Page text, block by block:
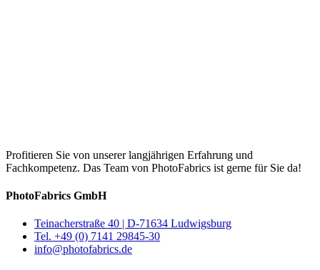
Profitieren Sie von unserer langjährigen Erfahrung und
Fachkompetenz. Das Team von PhotoFabrics ist gerne für Sie da!
PhotoFabrics GmbH
Teinacherstraße 40 | D-71634 Ludwigsburg
Tel. +49 (0) 7141 29845-30
info@photofabrics.de